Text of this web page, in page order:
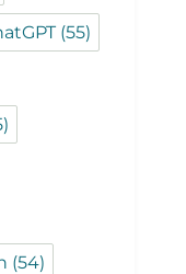
(55)
(54)